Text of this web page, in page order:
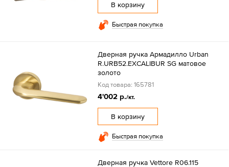
В корзину
Быстрая покупка
Дверная ручка Армадилло Urban
R.URB52.EXCALIBUR SG матовое
золото
Код товара: 165781
4'002 р./кт.
В корзину
Быстрая покупка
Дверная ручка Vettore R06.115